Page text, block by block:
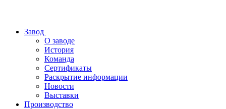
Завод
О заводе
История
Команда
Сертификаты
Раскрытие информации
Новости
Выставки
Производство